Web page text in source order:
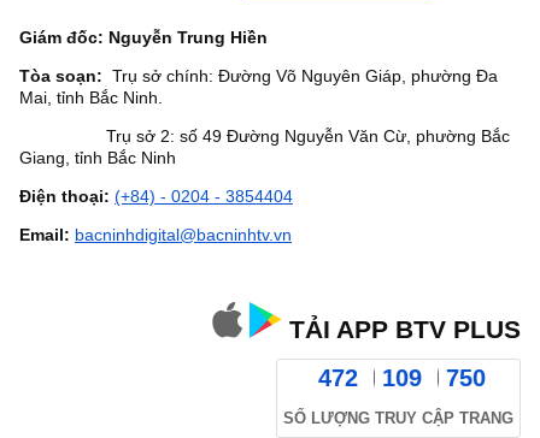
Giám đốc: Nguyễn Trung Hiền
Tòa soạn: Trụ sở chính: Đường Võ Nguyên Giáp, phường Đa
Mai, tỉnh Bắc Ninh.
Trụ sở 2: số 49 Đường Nguyễn Văn Cừ, phường Bắc
Giang, tỉnh Bắc Ninh
Điện thoại: (+84) - 0204 - 3854404
Email: bacninhdigital@bacninhtv.vn
TẢI APP BTV PLUS
472 109 750
SỐ LƯỢNG TRUY CẬP TRANG